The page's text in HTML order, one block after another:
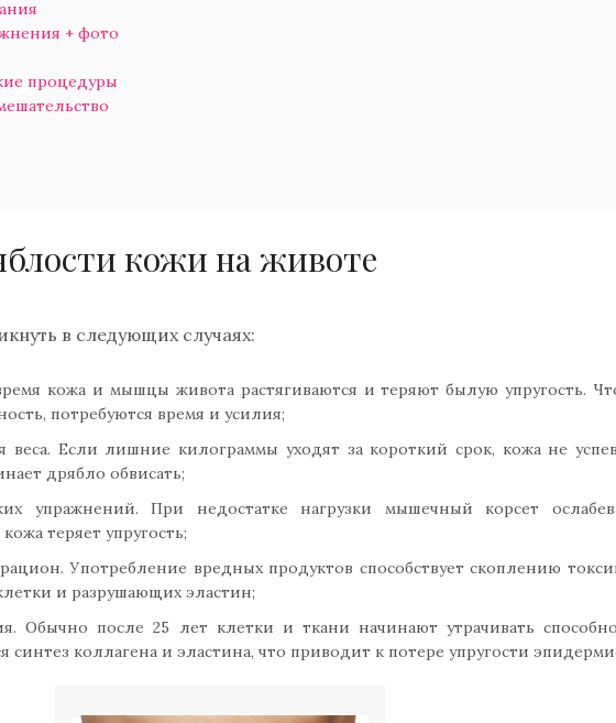
+ фото
процедуры
кожи на животе
в следующих случаях:
кожа и мышцы живота растягиваются и теряют былую упругость.
потребуются время и усилия;
веса. Если лишние килограммы уходят за короткий срок, кожа не
дрябло обвисать;
упражнений. При недостатке нагрузки мышечный корсет
теряет упругость;
Употребление вредных продуктов способствует скоплению
и разрушающих эластин;
Обычно после 25 лет клетки и ткани начинают утрачивать
синтез коллагена и эластина, что приводит к потере упругости